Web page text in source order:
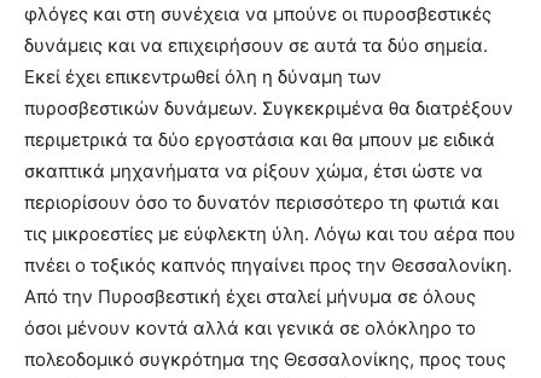
φλόγες και στη συνέχεια να μπούνε οι πυροσβεστικές
δυνάμεις και να επιχειρήσουν σε αυτά τα δύο σημεία.
Εκεί έχει επικεντρωθεί όλη η δύναμη των
πυροσβεστικών δυνάμεων. Συγκεκριμένα θα διατρέξουν
περιμετρικά τα δύο εργοστάσια και θα μπουν με ειδικά
σκαπτικά μηχανήματα να ρίξουν χώμα, έτσι ώστε να
περιορίσουν όσο το δυνατόν περισσότερο τη φωτιά και
τις μικροεστίες με εύφλεκτη ύλη. Λόγω και του αέρα που
πνέει ο τοξικός καπνός πηγαίνει προς την Θεσσαλονίκη.
Από την Πυροσβεστική έχει σταλεί μήνυμα σε όλους
όσοι μένουν κοντά αλλά και γενικά σε ολόκληρο το
πολεοδομικό συγκρότημα της Θεσσαλονίκης, προς τους